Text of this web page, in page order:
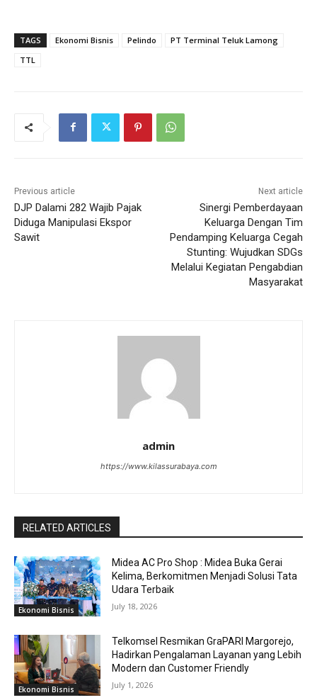
TAGS Ekonomi Bisnis Pelindo
PT Terminal Teluk Lamong
TTL
Previous article
DJP Dalami 282 Wajib Pajak
Diduga Manipulasi Ekspor
Sawit
Next article
Sinergi Pemberdayaan
Keluarga Dengan Tim
Pendamping Keluarga Cegah
Stunting: Wujudkan SDGs
Melalui Kegiatan Pengabdian
Masyarakat
admin
https://www.kilassurabaya.com
RELATED ARTICLES
Ekonomi Bisnis
Midea AC Pro Shop : Midea Buka Gerai
Kelima, Berkomitmen Menjadi Solusi Tata
Udara Terbaik
July 18, 2026
Ekonomi Bisnis
Telkomsel Resmikan GraPARI Margorejo,
Hadirkan Pengalaman Layanan yang Lebih
Modern dan Customer Friendly
July 1, 2026